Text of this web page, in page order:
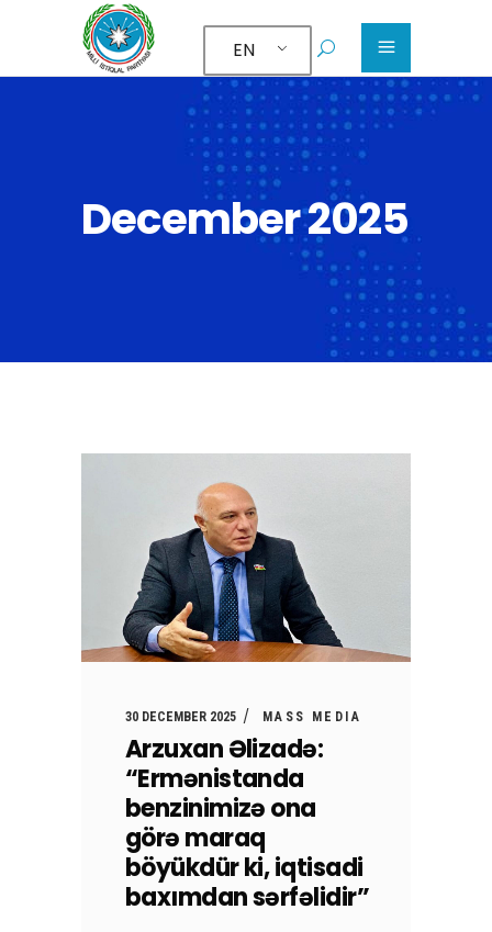
EN
December 2025
30 DECEMBER 2025 MASS MEDIA
Arzuxan Əlizadə:
“Ermənistanda
benzinimizə ona
görə maraq
böyükdür ki, iqtisadi
baxımdan sərfəlidir”